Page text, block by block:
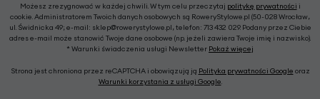
Możesz zrezygnować w każdej chwili. W tym celu przeczytaj politykę prywatności i
cookie. Administratorem Twoich danych osobowych są RoweryStylowe.pl (50-028 Wrocław,
ul. Świdnicka 49; e-mail: sklep@rowerystylowe.pl, telefon: 713 432 029. Podany przez Ciebie
adres e-mail może stanowić Twoje dane osobowe (np. jeżeli zawiera Twoje imię i nazwisko).
* Warunki świadczenia usługi Newsletter Pokaż więcej
Strona jest chroniona przez reCAPTCHA i obowiązują ją Polityka prywatności Google oraz
Warunki korzystania z usługi Google